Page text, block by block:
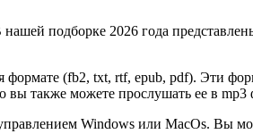
подборке 2026 года
формате (fb2, txt, rtf, epub, pdf). Эти
вы также можете прослушать ее в mp3
Windows или MacOs. Вы